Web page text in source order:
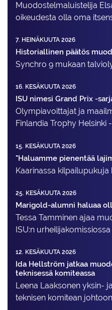
Muodostelma­luistelija
oikeudesta olla oma
7. HEINÄKUUTA 2026
Historiallinen päätös
Synchro 9 mukaan
16. KESÄKUUTA 2026
ISU nimesi Grand Prix -
Olympiavoittajat ja
Finlandia Trophy Helsinki
15. KESÄKUUTA 2026
"Haluamme pienentää
Kaarinassa
25. KESÄKUUTA 2026
Marigold-alumni haluaa
Tessa Tamminen ajaa
ISU:n urheilija­komissiossa
12. KESÄKUUTA 2026
Ida Hellström jatkaa
teknisessä komiteassa
Leena Laaksonen yksin-
teknisen komitean johtoon